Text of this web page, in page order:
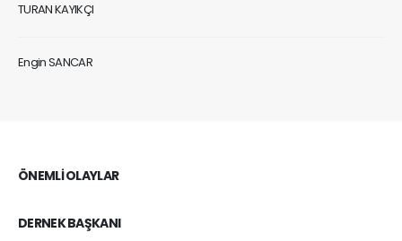
TURAN KAYIKÇI
Engin SANCAR
ÖNEMLI OLAYLAR
DERNEK BAŞKANI